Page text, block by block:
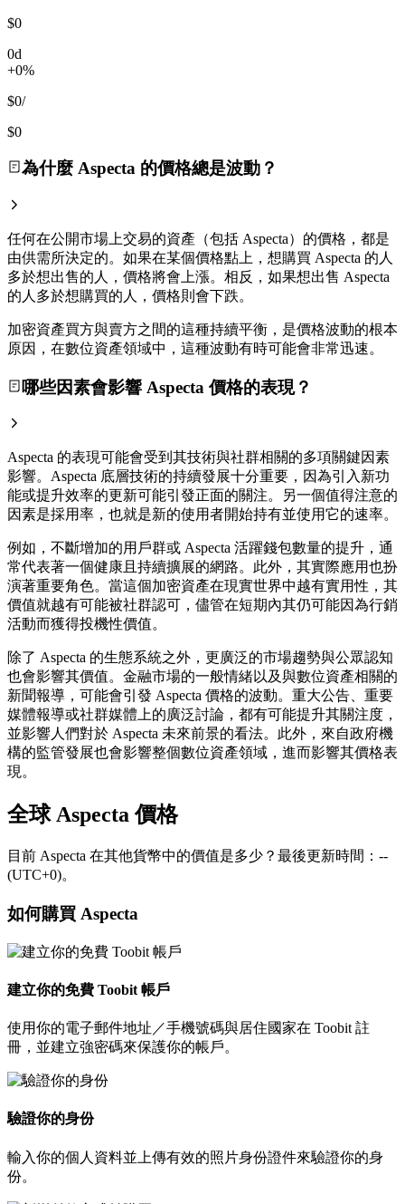
$0
0d
+0%
$0/
$0
為什麼 Aspecta 的價格總是波動？
任何在公開市場上交易的資產（包括 Aspecta）的價格，都是
由供需所決定的。如果在某個價格點上，想購買 Aspecta 的人
多於想出售的人，價格將會上漲。相反，如果想出售 Aspecta
的人多於想購買的人，價格則會下跌。
加密資產買方與賣方之間的這種持續平衡，是價格波動的根本
原因，在數位資產領域中，這種波動有時可能會非常迅速。
哪些因素會影響 Aspecta 價格的表現？
Aspecta 的表現可能會受到其技術與社群相關的多項關鍵因素
影響。Aspecta 底層技術的持續發展十分重要，因為引入新功
能或提升效率的更新可能引發正面的關注。另一個值得注意的
因素是採用率，也就是新的使用者開始持有並使用它的速率。
例如，不斷增加的用戶群或 Aspecta 活躍錢包數量的提升，通
常代表著一個健康且持續擴展的網路。此外，其實際應用也扮
演著重要角色。當這個加密資產在現實世界中越有實用性，其
價值就越有可能被社群認可，儘管在短期內其仍可能因為行銷
活動而獲得投機性價值。
除了 Aspecta 的生態系統之外，更廣泛的市場趨勢與公眾認知
也會影響其價值。金融市場的一般情緒以及與數位資產相關的
新聞報導，可能會引發 Aspecta 價格的波動。重大公告、重要
媒體報導或社群媒體上的廣泛討論，都有可能提升其關注度，
並影響人們對於 Aspecta 未來前景的看法。此外，來自政府機
構的監管發展也會影響整個數位資產領域，進而影響其價格表
現。
全球 Aspecta 價格
目前 Aspecta 在其他貨幣中的價值是多少？最後更新時間：--
(UTC+0)。
如何購買 Aspecta
建立你的免費 Toobit 帳戶
使用你的電子郵件地址／手機號碼與居住國家在 Toobit 註
冊，並建立強密碼來保護你的帳戶。
驗證你的身份
輸入你的個人資料並上傳有效的照片身份證件來驗證你的身
份。